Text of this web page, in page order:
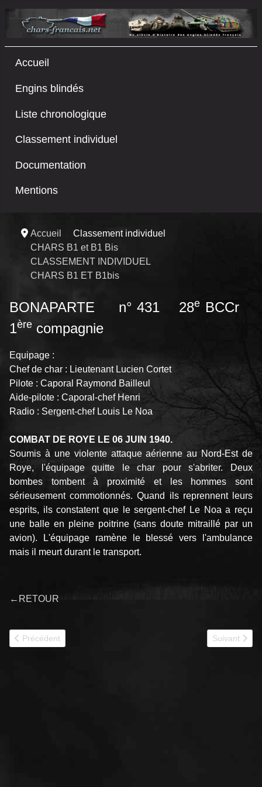
Accueil
Engins blindés
Liste chronologique
Classement individuel
Documentation
Mentions
Accueil
Classement individuel
CHARS B1 et B1 Bis
CLASSEMENT INDIVIDUEL
CHARS B1 ET B1bis
BONAPARTE n° 431 28e BCCr
1ère compagnie
Equipage :
Chef de char : Lieutenant Lucien Cortet
Pilote : Caporal Raymond Bailleul
Aide-pilote : Caporal-chef Henri
Radio : Sergent-chef Louis Le Noa
COMBAT DE ROYE LE 06 JUIN 1940.
Soumis à une violente attaque aérienne au Nord-Est de
Roye, l'équipage quitte le char pour s'abriter. Deux
bombes tombent à proximité et les hommes sont
sérieusement commotionnés. Quand ils reprennent leurs
esprits, ils constatent que le sergent-chef Le Noa a reçu
une balle en pleine poitrine (sans doute mitraillé par un
avion). L'équipage ramène le blessé vers l'ambulance
mais il meurt durant le transport.
←RETOUR
Article précédent : 274 BONE
Précédent Article
Suivant